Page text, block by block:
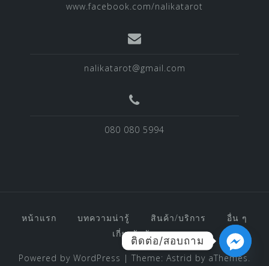
www.facebook.com/nalikatarot
nalikatarot@gmail.com
080 080 5994
หน้าแรก บทความน่ารู้ สินค้า/บริการ
อื่น ๆ
เกี่ยวกับฉัน
Powered by WordPress | Theme: Astrid by aThemes.
ติดต่อ/สอบถาม